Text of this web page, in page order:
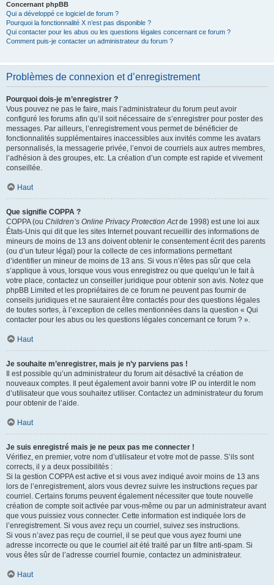
Concernant phpBB
Qui a développé ce logiciel de forum ?
Pourquoi la fonctionnalité X n’est pas disponible ?
Qui contacter pour les abus ou les questions légales concernant ce forum ?
Comment puis-je contacter un administrateur du forum ?
Problèmes de connexion et d’enregistrement
Pourquoi dois-je m’enregistrer ?
Vous pouvez ne pas le faire, mais l’administrateur du forum peut avoir
configuré les forums afin qu’il soit nécessaire de s’enregistrer pour poster des
messages. Par ailleurs, l’enregistrement vous permet de bénéficier de
fonctionnalités supplémentaires inaccessibles aux invités comme les avatars
personnalisés, la messagerie privée, l’envoi de courriels aux autres membres,
l’adhésion à des groupes, etc. La création d’un compte est rapide et vivement
conseillée.
Haut
Que signifie COPPA ?
COPPA (ou Children’s Online Privacy Protection Actde 1998) est une loi aux
États-Unis qui dit que les sites Internet pouvant recueillir des informations de
mineurs de moins de 13 ans doivent obtenir le consentement écrit des parents
(ou d’un tuteur légal) pour la collecte de ces informations permettant
d’identifier un mineur de moins de 13 ans. Si vous n’êtes pas sûr que cela
s’applique à vous, lorsque vous vous enregistrez ou que quelqu’un le fait à
votre place, contactez un conseiller juridique pour obtenir son avis. Notez que
phpBB Limited et les propriétaires de ce forum ne peuvent pas fournir de
conseils juridiques et ne sauraient être contactés pour des questions légales
de toutes sortes, à l’exception de celles mentionnées dans la question « Qui
contacter pour les abus ou les questions légales concernant ce forum ? ».
Haut
Je souhaite m’enregistrer, mais je n’y parviens pas !
Il est possible qu’un administrateur du forum ait désactivé la création de
nouveaux comptes. Il peut également avoir banni votre IP ou interdit le nom
d’utilisateur que vous souhaitez utiliser. Contactez un administrateur du forum
pour obtenir de l’aide.
Haut
Je suis enregistré mais je ne peux pas me connecter !
Vérifiez, en premier, votre nom d’utilisateur et votre mot de passe. S’ils sont
corrects, il y a deux possibilités :
Si la gestion COPPA est active et si vous avez indiqué avoir moins de 13 ans
lors de l’enregistrement, alors vous devrez suivre les instructions reçues par
courriel. Certains forums peuvent également nécessiter que toute nouvelle
création de compte soit activée par vous-même ou par un administrateur avant
que vous puissiez vous connecter. Cette information est indiquée lors de
l’enregistrement. Si vous avez reçu un courriel, suivez ses instructions.
Si vous n’avez pas reçu de courriel, il se peut que vous ayez fourni une
adresse incorrecte ou que le courriel ait été traité par un filtre anti-spam. Si
vous êtes sûr de l’adresse courriel fournie, contactez un administrateur.
Haut